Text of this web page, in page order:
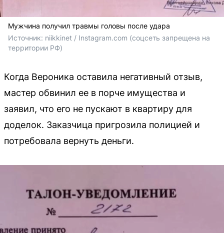
Мужчина получил травмы головы после удара
Источник: niikkinet / Instagram.com (соцсеть запрещена на
территории РФ)
Когда Вероника оставила негативный отзыв,
мастер обвинил ее в порче имущества и
заявил, что его не пускают в квартиру для
доделок. Заказчица пригрозила полицией и
потребовала вернуть деньги.